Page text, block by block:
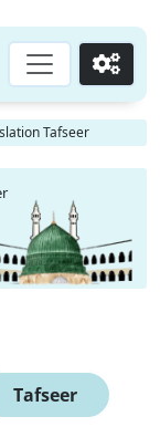
Go
Tafseer
Tafseer